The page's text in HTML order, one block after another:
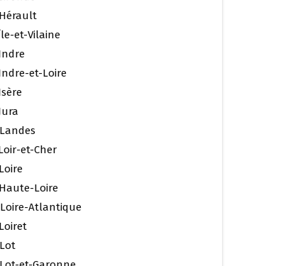
et-Vilaine
et-Loire
et-Cher
Loire
Atlantique